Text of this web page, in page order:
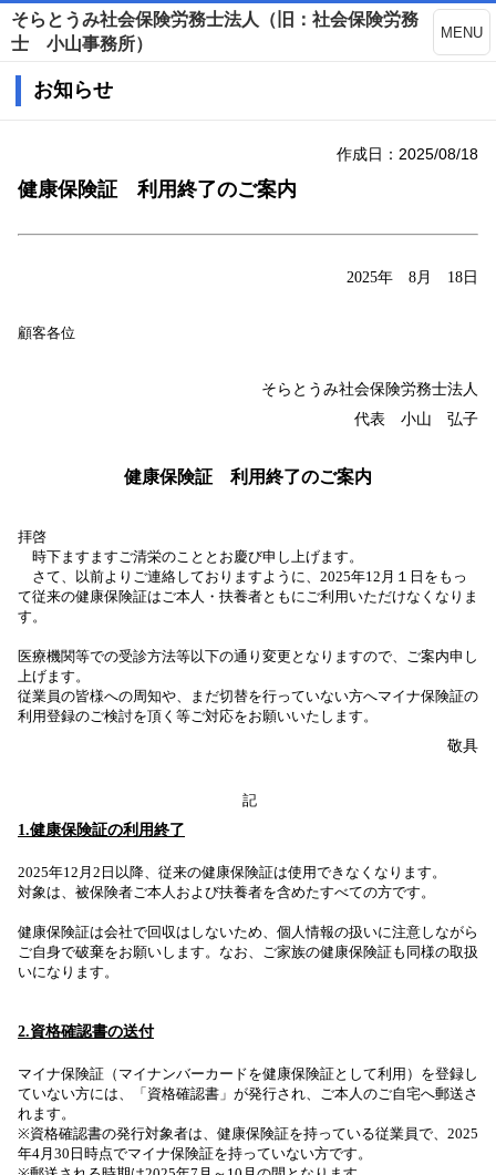
そらとうみ社会保険労務士法人（旧：社会保険労務
士 小山事務所）
MENU
お知らせ
作成日：2025/08/18
健康保険証 利用終了のご案内
2025年 8月 18日
顧客各位
そらとうみ社会保険労務士法人
代表 小山 弘子
健康保険証 利用終了のご案内
拝啓
時下ますますご清栄のこととお慶び申し上げます。
さて、以前よりご連絡しておりますように、2025年12月１日をもっ
て従来の健康保険証はご本人・扶養者ともにご利用いただけなくなりま
す。
医療機関等での受診方法等以下の通り変更となりますので、ご案内申し
上げます。
従業員の皆様への周知や、まだ切替を行っていない方へマイナ保険証の
利用登録のご検討を頂く等ご対応をお願いいたします。
敬具
記
1.健康保険証の利用終了
2025年12月2日以降、従来の健康保険証は使用できなくなります。
対象は、被保険者ご本人および扶養者を含めたすべての方です。
健康保険証は会社で回収はしないため、個人情報の扱いに注意しながら
ご自身で破棄をお願いします。なお、ご家族の健康保険証も同様の取扱
いになります。
2.資格確認書の送付
マイナ保険証（マイナンバーカードを健康保険証として利用）を登録し
ていない方には、
「資格確認書」が発行され、ご本人のご自宅へ郵送さ
れます。
※資格確認書の発行対象者は、健康保険証を持っている従業員で、 2025
年4月30日時点でマイナ保険証を持っていない方です。